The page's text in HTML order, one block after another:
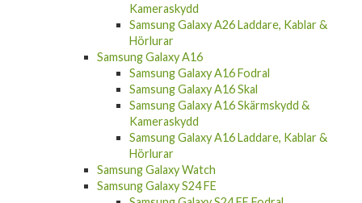
Kameraskydd
Samsung Galaxy A26 Laddare, Kablar &
Hörlurar
Samsung Galaxy A16
Samsung Galaxy A16 Fodral
Samsung Galaxy A16 Skal
Samsung Galaxy A16 Skärmskydd &
Kameraskydd
Samsung Galaxy A16 Laddare, Kablar &
Hörlurar
Samsung Galaxy Watch
Samsung Galaxy S24 FE